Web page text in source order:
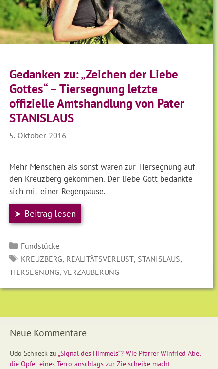
Gedanken zu: „Zeichen der Liebe
Gottes“ – Tiersegnung letzte
offizielle Amtshandlung von Pater
STANISLAUS
5. Oktober 2016
Mehr Menschen als sonst waren zur Tiersegnung auf
den Kreuzberg gekommen. Der liebe Gott bedankte
sich mit einer Regenpause.
➤ Beitrag lesen
Kategorien
Fundstücke
SCHLAGWÖRTER
KREUZBERG, REALITÄTSVERLUST, STANISLAUS,
TIERSEGNUNG,VERZAUBERUNG
Neue Kommentare
Udo Schneck zu „Signal des Himmels“? Wie Pfarrer Winfried Abel
die Opfer eines Terroranschlags zur Zielscheibe macht